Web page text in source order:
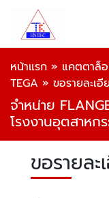
หน้าแรก » แคตตาล็
TEGA » ขอรายละเ
จำหน่าย
โรงงานอุตสาหก
ขอรายล